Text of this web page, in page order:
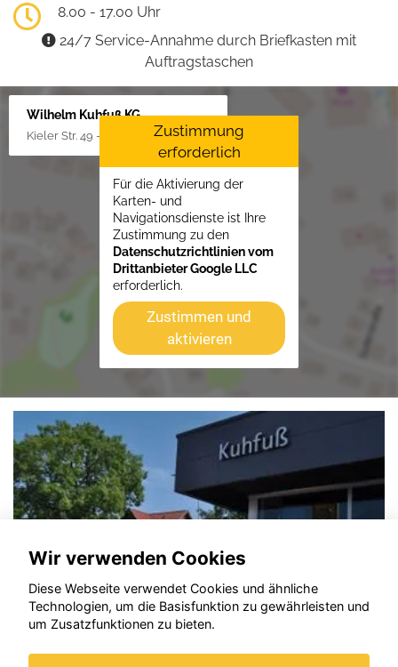
8.00 - 17.00 Uhr
24/7 Service-Annahme durch Briefkasten mit
Auftragstaschen
Wilhelm Kuhfuß KG
Kieler Str. 49 - 51, 25451 Quickborn
Zustimmung
erforderlich
Für die Aktivierung der
Karten- und
Navigationsdienste ist Ihre
Zustimmung zu den
Datenschutzrichtlinien vom
Drittanbieter Google LLC
erforderlich.
Zustimmen und
aktivieren
Wir verwenden Cookies
Diese Webseite verwendet Cookies und ähnliche
Technologien, um die Basisfunktion zu gewährleisten und
um Zusatzfunktionen zu bieten.